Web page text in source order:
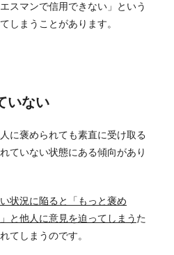
スマンで信用できない」という
しまうことがあります。
いない
に褒められても素直に受け取る
ていない状態にある傾向があり
状況に陥ると「もっと褒め
と他人に意見を迫ってしまう た
てしまうのです。